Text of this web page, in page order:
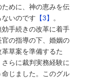
めに、神の恵みを伝
いのです 【3】 。
手続きの改革に着手
の指導の下、婚姻の
草案を準備するた
らに裁判実務経験に
じました。このグル